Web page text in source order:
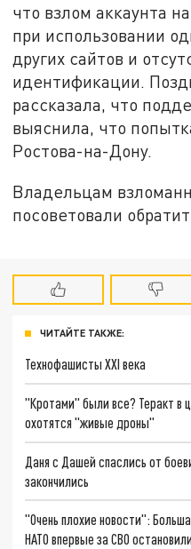
что взлом аккаунта
при использовании
других сайтов и
идентификации.
рассказала, что
выяснила, что
Ростова-на-Дону.
Владельцам
посоветовали
ЧИТАЙТЕ ТАКЖЕ:
Технофашисты XXI века
"Кротами" были все? Теракт в
охотятся "живые дроны"
Даня с Дашей спаслись от
закончились
"Очень плохие новости":
НАТО впервые за СВО